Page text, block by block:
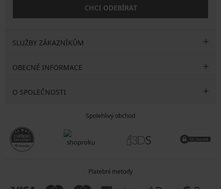
CHCI ODEBÍRAT
SLUŽBY ZÁKAZNÍKŮM
OBECNÉ INFORMACE
O SPOLEČNOSTI
Spolehlivý obchod
Platební metody